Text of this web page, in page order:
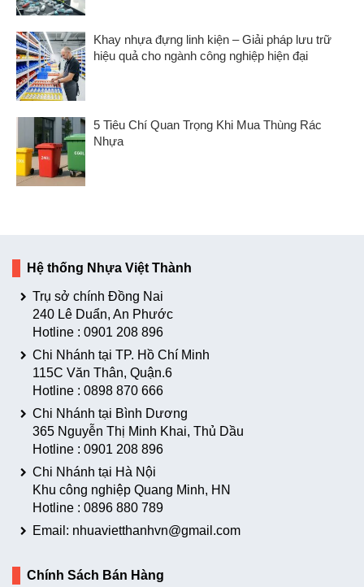
Khay nhựa đựng linh kiện – Giải pháp lưu trữ
hiệu quả cho ngành công nghiệp hiện đại
5 Tiêu Chí Quan Trọng Khi Mua Thùng Rác
Nhựa
Hệ thống Nhựa Việt Thành
Trụ sở chính Đồng Nai
240 Lê Duẩn, An Phước
Hotline : 0901 208 896
Chi Nhánh tại TP. Hồ Chí Minh
115C Văn Thân, Quận.6
Hotline : 0898 870 666
Chi Nhánh tại Bình Dương
365 Nguyễn Thị Minh Khai, Thủ Dầu
Hotline : 0901 208 896
Chi Nhánh tại Hà Nội
Khu công nghiệp Quang Minh, HN
Hotline : 0896 880 789
Email: nhuavietthanhvn@gmail.com
Chính Sách Bán Hàng